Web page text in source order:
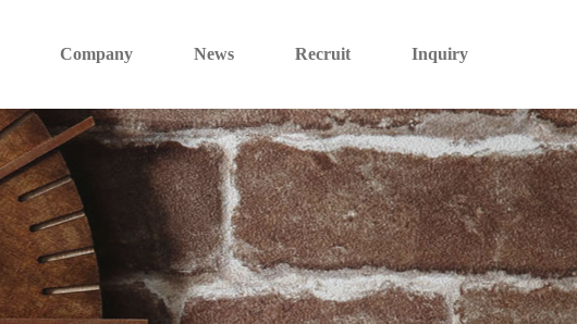
Company News Recruit Inquiry